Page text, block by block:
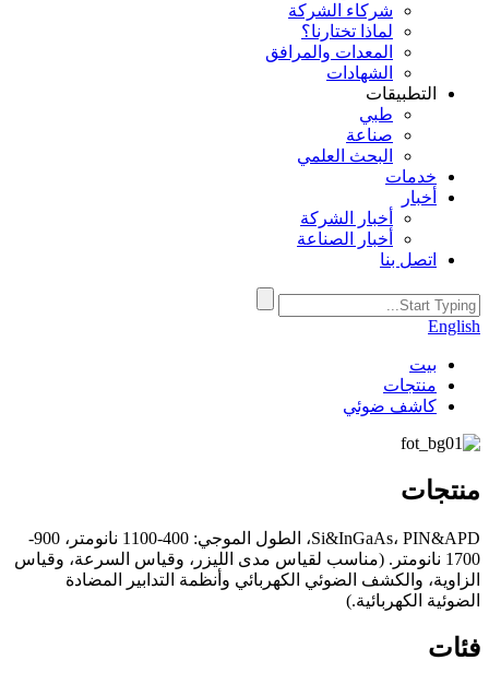
شركاء الشركة
لماذا تختارنا؟
المعدات والمرافق
الشهادات
التطبيقات
طبي
صناعة
البحث العلمي
خدمات
أخبار
أخبار الشركة
أخبار الصناعة
اتصل بنا
English
بيت
منتجات
كاشف ضوئي
منتجات
Si&InGaAs، PIN&APD، الطول الموجي: 400-1100 نانومتر، 900-
1700 نانومتر. (مناسب لقياس مدى الليزر، وقياس السرعة، وقياس
الزاوية، والكشف الضوئي الكهربائي وأنظمة التدابير المضادة
الضوئية الكهربائية.)
فئات